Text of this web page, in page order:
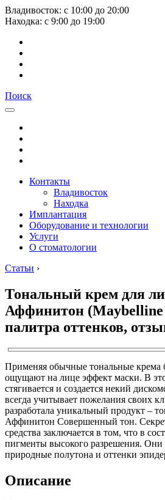
Владивосток: с 10:00 до 20:00
Находка: с 9:00 до 19:00
Поиск
Контакты
Владивосток
Находка
Имплантация
Оборудование и технологии
Услуги
О стоматологии
Статьи ›
Тональный крем для
Аффинитон
палитра оттенков,
Применяя обычные тональные крема
ощущают на лице эффект маски. В
стягивается и создается некий
всегда учитывает пожелания своих
разработала уникальный продукт –
Аффинитон Совершенный тон. Секрет
средства заключается в том, что в
пигменты высокого разрешения. Они
природные полутона и оттенки
Описание